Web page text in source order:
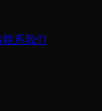
联系我们